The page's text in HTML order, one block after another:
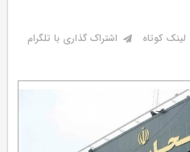
لینک کوتاه اشتراک گذاری با تلگرام